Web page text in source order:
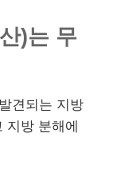
)는 무
견되는 지방
지방 분해에